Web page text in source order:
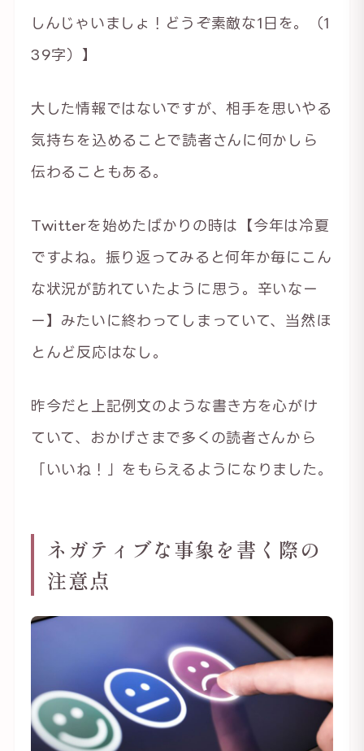
しんじゃいましょ！どうぞ素敵な1日を。（1
39字）】
大した情報ではないですが、相手を思いやる
気持ちを込めることで読者さんに何かしら
伝わることもある。
Twitterを始めたばかりの時は【今年は冷夏
ですよね。振り返ってみると何年か毎にこん
な状況が訪れていたように思う。辛いなー
ー】みたいに終わってしまっていて、当然ほ
とんど反応はなし。
昨今だと上記例文のような書き方を心がけ
ていて、おかげさまで多くの読者さんから
「いいね！」をもらえるようになりました。
ネガティブな事象を書く際の
注意点